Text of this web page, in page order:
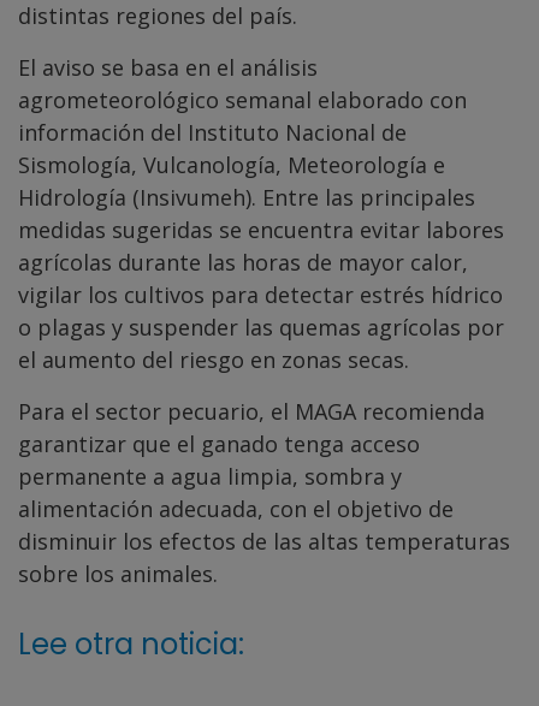
distintas regiones del país.
El aviso se basa en el análisis
agrometeorológico semanal elaborado con
información del Instituto Nacional de
Sismología, Vulcanología, Meteorología e
Hidrología (Insivumeh). Entre las principales
medidas sugeridas se encuentra evitar labores
agrícolas durante las horas de mayor calor,
vigilar los cultivos para detectar estrés hídrico
o plagas y suspender las quemas agrícolas por
el aumento del riesgo en zonas secas.
Para el sector pecuario, el MAGA recomienda
garantizar que el ganado tenga acceso
permanente a agua limpia, sombra y
alimentación adecuada, con el objetivo de
disminuir los efectos de las altas temperaturas
sobre los animales.
Lee otra noticia: